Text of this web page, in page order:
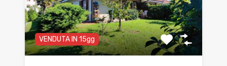
VENDUTA IN 15gg